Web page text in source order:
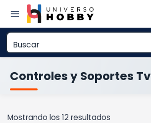
contenido
Controles y Soportes Tv
Mostrando los 12 resultados